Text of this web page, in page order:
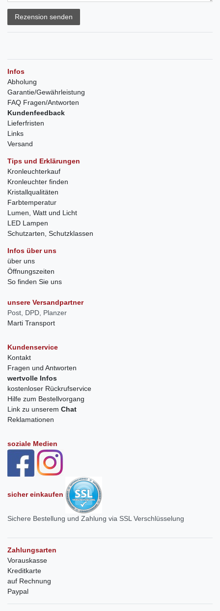
Rezension senden
Infos
Abholung
Garantie/Gewährleistung
FAQ Fragen/Antworten
Kundenfeedback
Lieferfristen
Links
Versand
Tips und Erklärungen
Kronleuchterkauf
Kronleuchter finden
Kristallqualitäten
Farbtemperatur
Lumen, Watt und Licht
LED Lampen
Schutzarten, Schutzklassen
Infos über uns
über uns
Öffnungszeiten
So finden Sie uns
unsere Versandpartner
Post, DPD, Planzer
Marti Transport
Kundenservice
Kontakt
Fragen und Antworten
wertvolle Infos
kostenloser Rückrufservice
Hilfe zum Bestellvorgang
Link zu unserem Chat
Reklamationen
soziale Medien
sicher einkaufen
Sichere Bestellung und Zahlung via SSL Verschlüsselung
Zahlungsarten
Vorauskasse
Kreditkarte
auf Rechnung
Paypal